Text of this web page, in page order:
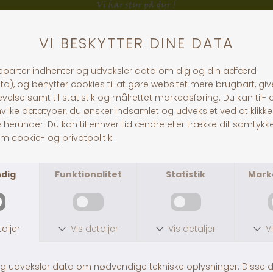
Pitó Auning
Centervej 10A
8963 Auning
CVR
© Pitó 2024, CVR 32696589
Butikkerne